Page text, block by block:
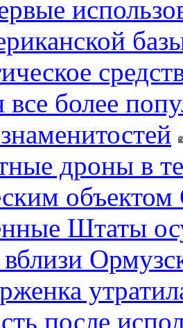
все более
дроны в
Штаты
после